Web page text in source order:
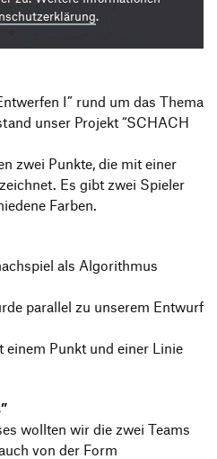
.
I” rund um das Thema
unser Projekt “SCHACH
zwei Punkte, die mit einer
Es gibt zwei Spieler
Farben.
als Algorithmus
parallel zu unserem Entwurf
einem Punkt und einer Linie
wollten wir die zwei Teams
von der Form